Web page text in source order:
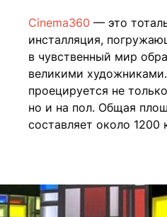
Cinema360 — это
инсталляция,
в чувственный мир
великими
проецируется не
но и на пол. Общая
составляет около 1200